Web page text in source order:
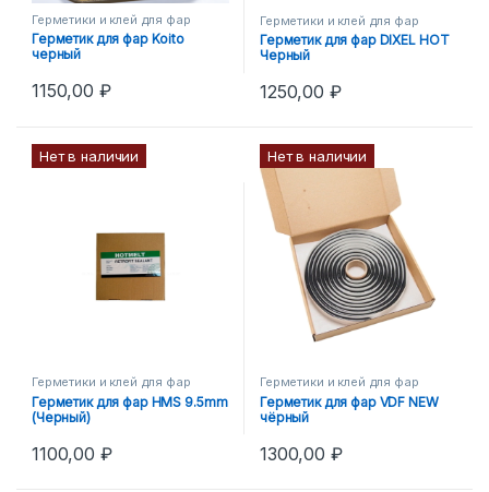
Герметики и клей для фар
Герметик для фар Koito
черный
1150,00 ₽
Герметики и клей для фар
Герметик для фар DIXEL HOT
Черный
1250,00 ₽
Нет в наличии
Герметики и клей для фар
Герметик для фар HMS 9.5mm
(Черный)
1100,00 ₽
Нет в наличии
Герметики и клей для фар
Герметик для фар VDF NEW
чёрный
1300,00 ₽